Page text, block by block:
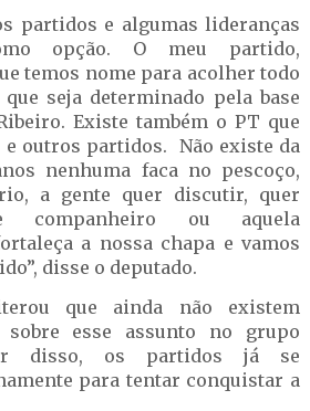
partidos e algumas lideranças
opção. O meu partido,
temos nome para acolher todo
seja determinado pela base
Existe também o PT que
e outros partidos. Não existe da
nenhuma faca no pescoço,
a gente quer discutir, quer
companheiro ou aquela
a nossa chapa e vamos
disse o deputado.
que ainda não existem
sobre esse assunto no grupo
disso, os partidos já se
para tentar conquistar a